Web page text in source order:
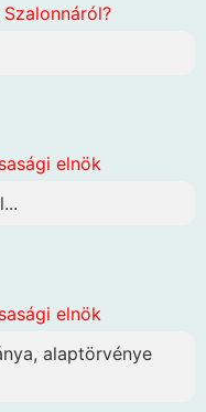
elnök
elnök
alaptörvénye